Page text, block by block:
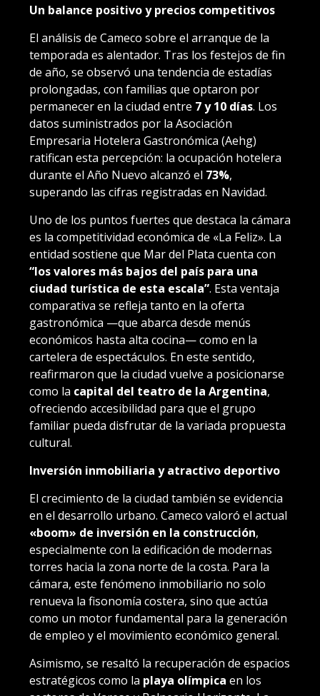
Un balance positivo y precios competitivos
El análisis de Cameco sobre el arranque de la
temporada es alentador. Tras los festejos de fin
de año, se observó una tendencia de estadías
prolongadas, con familias que optaron por
permanecer en la ciudad entre 7 y 10 días. Los
datos suministrados por la Asociación
Empresaria Hotelera Gastronómica (Aehg)
ratifican esta percepción: la ocupación hotelera
durante el Año Nuevo alcanzó el 73%,
superando las cifras registradas en Navidad.
Uno de los puntos fuertes que destaca la cámara
es la competitividad económica de «La Feliz». La
entidad sostiene que Mar del Plata cuenta con
“los valores más bajos del país para una
ciudad turística de esta escala”. Esta ventaja
comparativa se refleja tanto en la oferta
gastronómica —que abarca desde menús
económicos hasta alta cocina— como en la
cartelera de espectáculos. En este sentido,
reafirmaron que la ciudad vuelve a posicionarse
como la capital del teatro de la Argentina,
ofreciendo accesibilidad para que el grupo
familiar pueda disfrutar de la variada propuesta
cultural.
Inversión inmobiliaria y atractivo deportivo
El crecimiento de la ciudad también se evidencia
en el desarrollo urbano. Cameco valoró el actual
«boom» de inversión en la construcción,
especialmente con la edificación de modernas
torres hacia la zona norte de la costa. Para la
cámara, este fenómeno inmobiliario no solo
renueva la fisonomía costera, sino que actúa
como un motor fundamental para la generación
de empleo y el movimiento económico general.
Asimismo, se resaltó la recuperación de espacios
estratégicos como la playa olímpica en los